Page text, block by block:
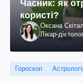
Часник: як
користі?
Оксана
Лікар-
Гороскоп